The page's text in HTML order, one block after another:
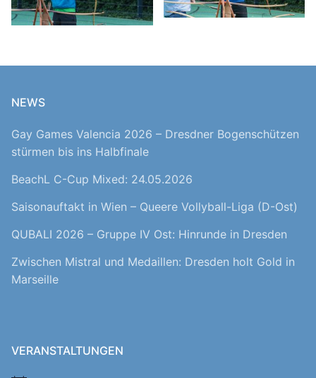
NEWS
Gay Games Valencia 2026 – Dresdner Bogenschützen
stürmen bis ins Halbfinale
BeachL C-Cup Mixed: 24.05.2026
Saisonauftakt in Wien – Queere Vollyball-Liga (D-Ost)
QUBALI 2026 – Gruppe IV Ost: Hinrunde in Dresden
Zwischen Mistral und Medaillen: Dresden holt Gold in
Marseille
VERANSTALTUNGEN